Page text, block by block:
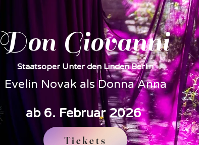
Don Giovanni
Staatsoper Unter den Linden Berlin
Evelin Novak als Donna Anna
ab 6. Februar 2026
Tickets